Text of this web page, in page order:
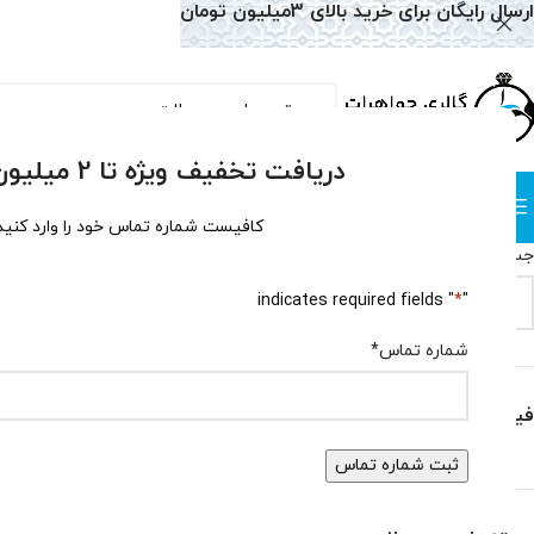
دریافت تخفیف ویژه تا 2 میلیون تومان!
کافیست شماره تماس خود را وارد
"
*
" indicates required fields
شماره تماس*
جستجو
فیلتر بر اساس قیمت
ارسال رایگان برای خرید بالای 3میلیون تومان